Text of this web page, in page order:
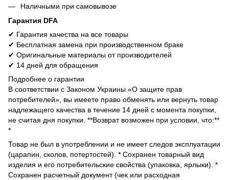
Наличными при самовывозе
Гарантия DFA
✔ Гарантия качества на все товары
✔ Бесплатная замена при производственном браке
✔ Оригинальные материалы от производителей
✔ 14 дней для обращения
Подробнее о гарантии
В соответствии с Законом Украины «О защите прав
потребителей», вы имеете право обменять или вернуть товар
надлежащего качества в течение 14 дней с момента покупки,
не считая дня покупки. **Возврат возможен при условии, что:**
*
Товар не был в употреблении и не имеет следов эксплуатации
(царапин, сколов, потертостей). * Сохранен товарный вид
изделия и его потребительские свойства (упаковка, ярлыки). *
Сохранен расчетный документ (чек или расходная